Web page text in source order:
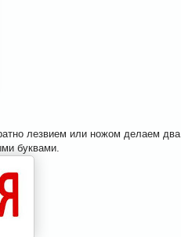
лезвием или ножом делаем два
буквами.